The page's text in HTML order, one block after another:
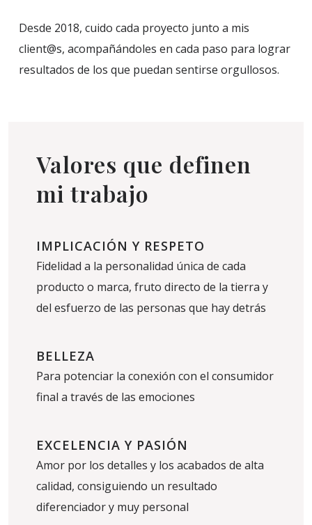
Desde 2018, cuido cada proyecto junto a mis
client@s, acompañándoles en cada paso para lograr
resultados de los que puedan sentirse orgullosos.
Valores que definen
mi trabajo
IMPLICACIÓN Y RESPETO
Fidelidad a la personalidad única de cada
producto o marca, fruto directo de la tierra y
del esfuerzo de las personas que hay detrás
BELLEZA
Para potenciar la conexión con el consumidor
final a través de las emociones
EXCELENCIA Y PASIÓN
Amor por los detalles y los acabados de alta
calidad, consiguiendo un resultado
diferenciador y muy personal